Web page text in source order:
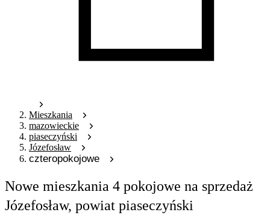
Mieszkania
mazowieckie
piaseczyński
Józefosław
czteropokojowe
Nowe mieszkania 4 pokojowe na sprzedaż
Józefosław, powiat piaseczyński